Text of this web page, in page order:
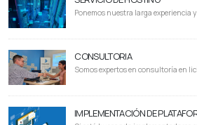
Ponemos nuestra larga experiencia
CONSULTORIA
Somos expertos en consultoría en
IMPLEMENTACIÓN DE